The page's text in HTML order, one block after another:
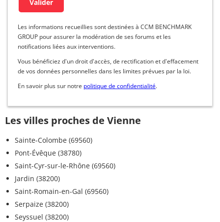
Les informations recueillies sont destinées à CCM BENCHMARK
GROUP pour assurer la modération de ses forums et les
notifications liées aux interventions.
Vous bénéficiez d'un droit d'accès, de rectification et d'effacement
de vos données personnelles dans les limites prévues par la loi.
En savoir plus sur notre politique de confidentialité.
Les villes proches de Vienne
Sainte-Colombe (69560)
Pont-Évêque (38780)
Saint-Cyr-sur-le-Rhône (69560)
Jardin (38200)
Saint-Romain-en-Gal (69560)
Serpaize (38200)
Seyssuel (38200)